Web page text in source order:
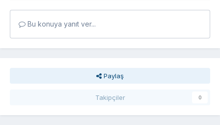
Bu konuya yanıt ver...
Paylaş
Takipçiler 0